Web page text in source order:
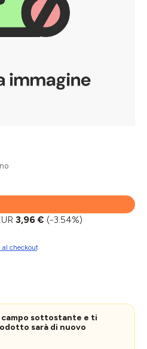
3,96 € (-3.54%)
al checkout
campo sottostante e ti
sarà di nuovo